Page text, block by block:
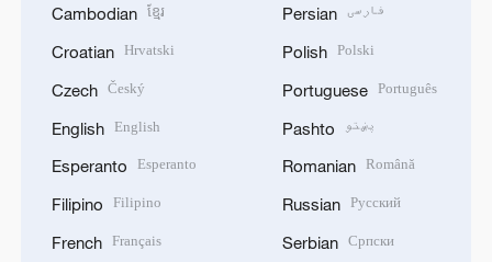
Cambodian ខ្មែរ
Croatian Hrvatski
Czech Český
English English
Esperanto Esperanto
Filipino Filipino
French Français
Persian فارسی
Polish Polski
Portuguese Português
Pashto پښتو
Romanian Română
Russian Русский
Serbian Српски